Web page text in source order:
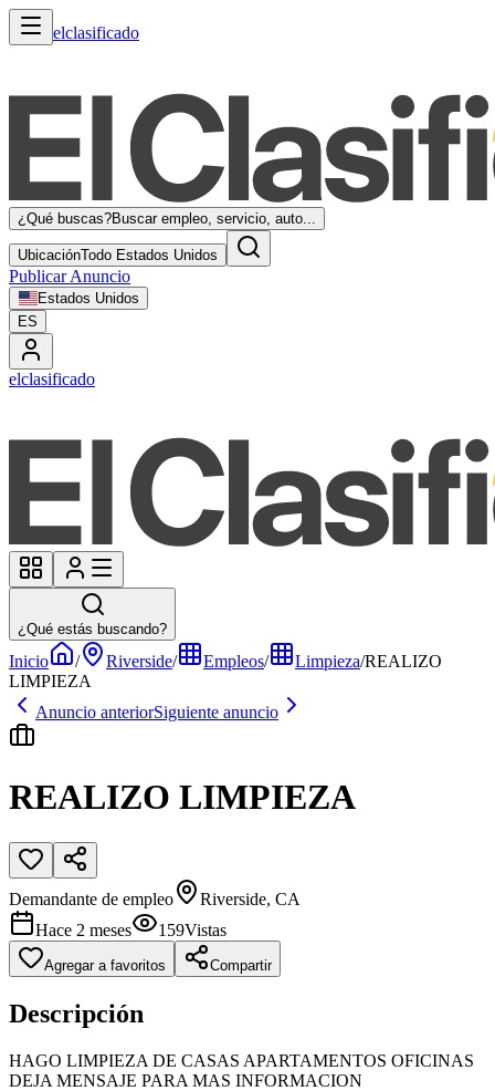
elclasificado
¿Qué buscas?Buscar empleo, servicio, auto...
UbicaciónTodo Estados Unidos
Publicar Anuncio
Estados Unidos
ES
elclasificado
¿Qué estás buscando?
Inicio / Riverside/ Empleos/ Limpieza/REALIZO
LIMPIEZA
Anuncio anteriorSiguiente anuncio
REALIZO LIMPIEZA
Demandante de empleo
Riverside, CA
Hace 2 meses
159Vistas
Agregar a favoritos Compartir
Descripción
HAGO LIMPIEZA DE CASAS APARTAMENTOS OFICINAS
DEJA MENSAJE PARA MAS INFORMACION